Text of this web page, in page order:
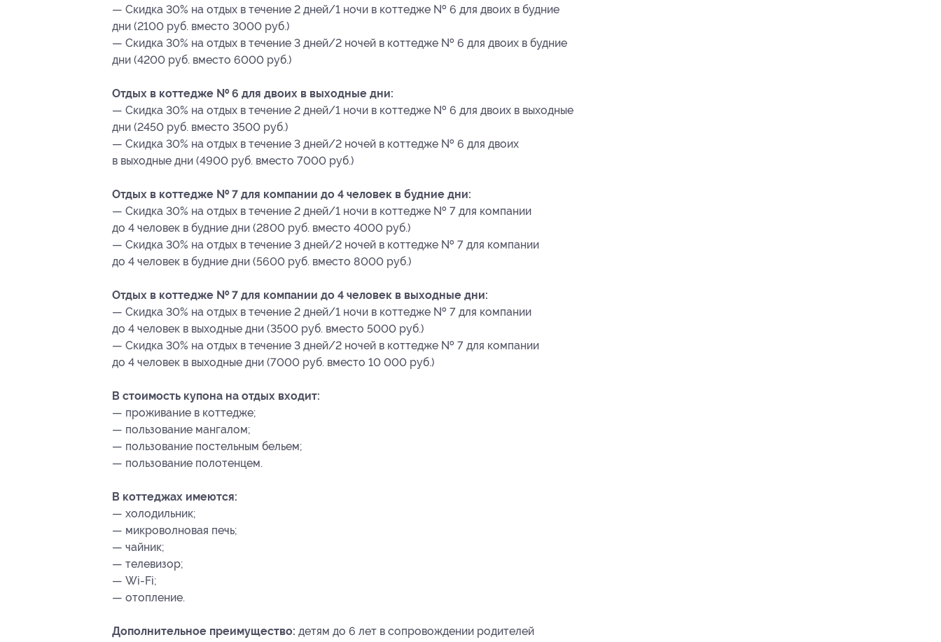
— Скидка 30% на отдых в течение 2 дней/1 ночи в коттедже № 6 для двоих в будние
дни (2100 руб. вместо 3000 руб.)
— Скидка 30% на отдых в течение 3 дней/2 ночей в коттедже № 6 для двоих в будние
дни (4200 руб. вместо 6000 руб.)
Отдых в коттедже № 6 для двоих в выходные дни:
— Скидка 30% на отдых в течение 2 дней/1 ночи в коттедже № 6 для двоих в выходные
дни (2450 руб. вместо 3500 руб.)
— Скидка 30% на отдых в течение 3 дней/2 ночей в коттедже № 6 для двоих
в выходные дни (4900 руб. вместо 7000 руб.)
Отдых в коттедже № 7 для компании до 4 человек в будние дни:
— Скидка 30% на отдых в течение 2 дней/1 ночи в коттедже № 7 для компании
до 4 человек в будние дни (2800 руб. вместо 4000 руб.)
— Скидка 30% на отдых в течение 3 дней/2 ночей в коттедже № 7 для компании
до 4 человек в будние дни (5600 руб. вместо 8000 руб.)
Отдых в коттедже № 7 для компании до 4 человек в выходные дни:
— Скидка 30% на отдых в течение 2 дней/1 ночи в коттедже № 7 для компании
до 4 человек в выходные дни (3500 руб. вместо 5000 руб.)
— Скидка 30% на отдых в течение 3 дней/2 ночей в коттедже № 7 для компании
до 4 человек в выходные дни (7000 руб. вместо 10 000 руб.)
В стоимость купона на отдых входит:
— проживание в коттедже;
— пользование мангалом;
— пользование постельным бельем;
— пользование полотенцем.
В коттеджах имеются:
— холодильник;
— микроволновая печь;
— чайник;
— телевизор;
— Wi-Fi;
— отопление.
Дополнительное преимущество: детям до 6 лет в сопровождении родителей